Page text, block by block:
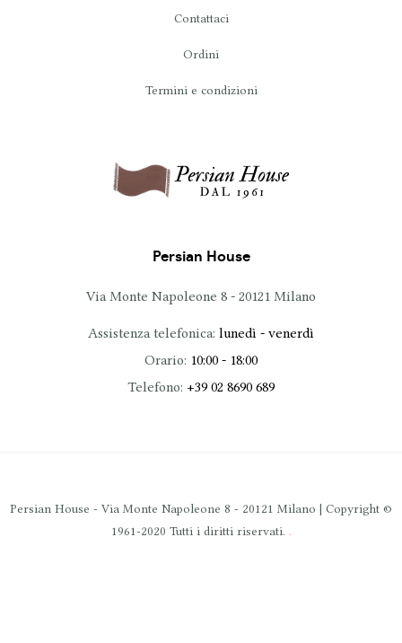
Contattaci
Ordini
Termini e condizioni
Persian House
Via Monte Napoleone 8 - 20121 Milano
Assistenza telefonica: lunedì - venerdì
Orario: 10:00 - 18:00
Telefono: +39 02 8690 689
Persian House - Via Monte Napoleone 8 - 20121 Milano | Copyright ©
1961-2020 Tutti i diritti riservati. .